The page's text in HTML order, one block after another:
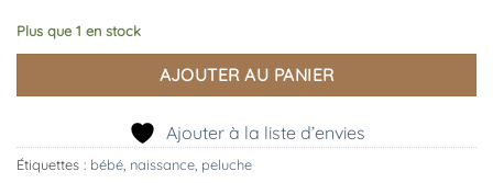
Plus que 1 en stock
AJOUTER AU PANIER
Ajouter à la liste d’envies
Étiquettes : bébé naissance peluche